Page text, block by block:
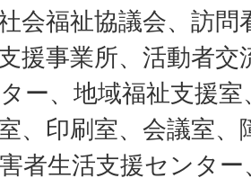
会福祉協議会、訪
援事業所、活動者
ー、地域福祉支援
、印刷室、会議室、
者生活支援センタ